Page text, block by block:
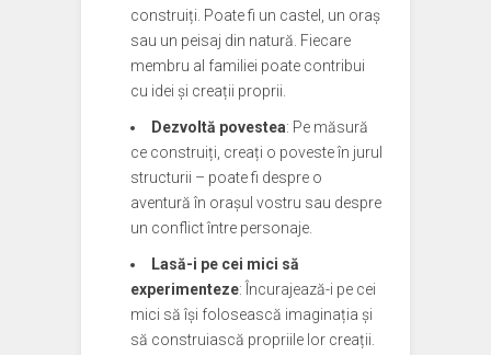
construiți. Poate fi un castel, un oraș
sau un peisaj din natură. Fiecare
membru al familiei poate contribui
cu idei și creații proprii.
Dezvoltă povestea: Pe măsură
ce construiți, creați o poveste în jurul
structurii – poate fi despre o
aventură în orașul vostru sau despre
un conflict între personaje.
Lasă-i pe cei mici să
experimenteze: Încurajează-i pe cei
mici să își folosească imaginația și
să construiască propriile lor creații.